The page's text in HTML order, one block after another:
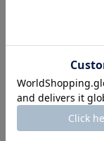
合わせやすさも万